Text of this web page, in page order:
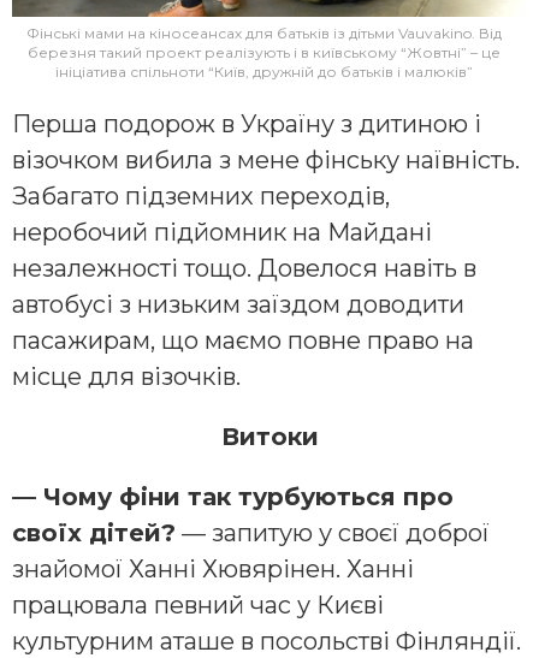
Фінські мами на кіносеансах для батьків із дітьми Vauvakino. Від
березня такий проект реалізують і в київському “Жовтні” – це
ініціатива спільноти “Київ, дружній до батьків і малюків”
Перша подорож в Україну з дитиною і
візочком вибила з мене фінську наївність.
Забагато підземних переходів,
неробочий підйомник на Майдані
незалежності тощо. Довелося навіть в
автобусі з низьким заїздом доводити
пасажирам, що маємо повне право на
місце для візочків.
Витоки
— Чому фіни так турбуються про
своїх дітей? — запитую у своєї доброї
знайомої Ханні Хювярінен. Ханні
працювала певний час у Києві
культурним аташе в посольстві Фінляндії.